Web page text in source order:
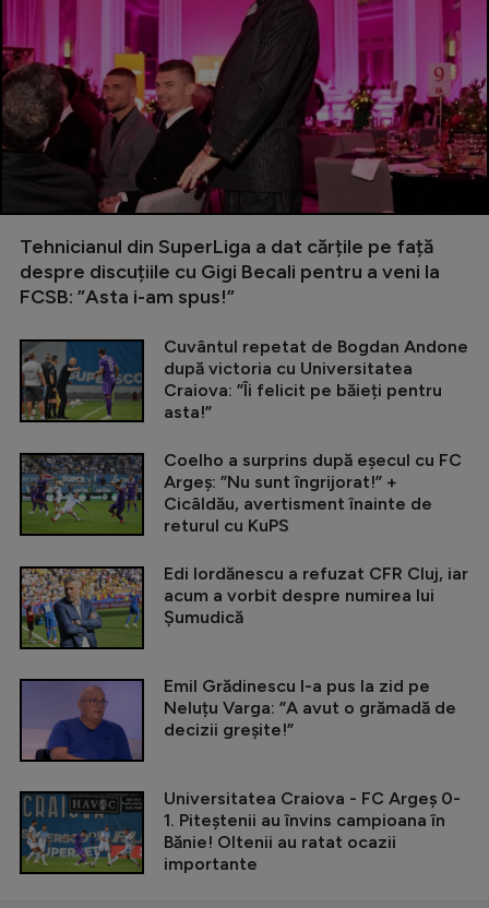
Tehnicianul din SuperLiga a dat cărțile pe față
despre discuțiile cu Gigi Becali pentru a veni la
FCSB: ”Asta i-am spus!”
Cuvântul repetat de Bogdan Andone
după victoria cu Universitatea
Craiova: ”Îi felicit pe băieți pentru
asta!”
Coelho a surprins după eșecul cu FC
Argeș: ”Nu sunt îngrijorat!” +
Cicâldău, avertisment înainte de
returul cu KuPS
Edi Iordănescu a refuzat CFR Cluj, iar
acum a vorbit despre numirea lui
Șumudică
Emil Grădinescu l-a pus la zid pe
Neluțu Varga: ”A avut o grămadă de
decizii greșite!”
Universitatea Craiova - FC Argeș 0-
1. Piteștenii au învins campioana în
Bănie! Oltenii au ratat ocazii
importante